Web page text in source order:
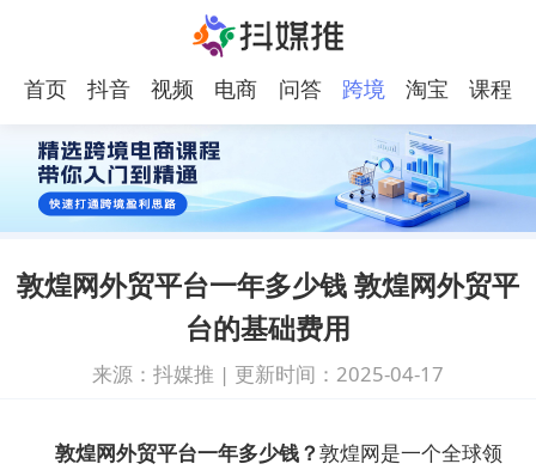
首页 抖音
视频
电商 问答
跨境
电商
淘宝 课程
敦煌网外贸平台一年多少钱 敦煌网外贸平
台的基础费用
来源：抖媒推 | 更新时间：2025-04-17
敦煌网外贸平台一年多少钱？敦煌网是一个全球领